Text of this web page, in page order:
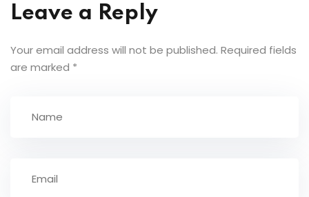
Leave a Reply
Your email address will not be published. Required fields
are marked *